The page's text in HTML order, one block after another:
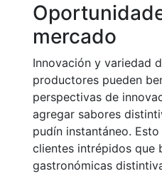
mercado
Innovación y variedad
productores pueden
perspectivas de
agregar sabores
pudín instantáneo.
clientes intrépidos que
gastronómicas